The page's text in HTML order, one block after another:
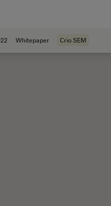
can be Improved with High-
Whitepaper Crio SEM